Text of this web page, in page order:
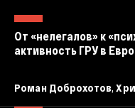
От «нелегалов» к
активность ГРУ в
Роман Доброхотов,